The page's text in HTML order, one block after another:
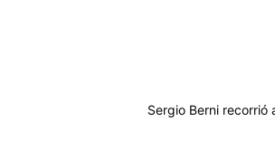
Sergio Berni recorrió